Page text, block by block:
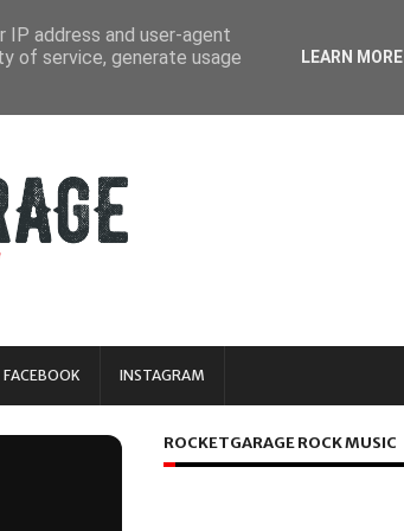
FACEBOOK INSTAGRAM
ROCKETGARAGE ROCK MUSIC
address and user-agent
of service, generate usage
LEARN MORE